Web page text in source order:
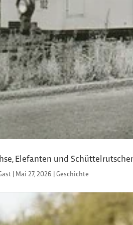
Elefanten und
| Mai 27, 2026 |Geschichte